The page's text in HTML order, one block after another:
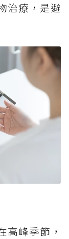
治療，是避
高峰季節，